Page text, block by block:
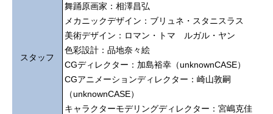
スタッフ
舞踊原画家：相澤昌弘
メカニックデザイン：ブリュネ・スタニスラス
美術デザイン：ロマン・トマ ルガル・ヤン
色彩設計：品地奈々絵
CGディレクター：加島裕幸（unknownCASE）
CGアニメーションディレクター：崎山敦嗣
（unknownCASE）
キャラクターモデリングディレクター：宮嶋克佳